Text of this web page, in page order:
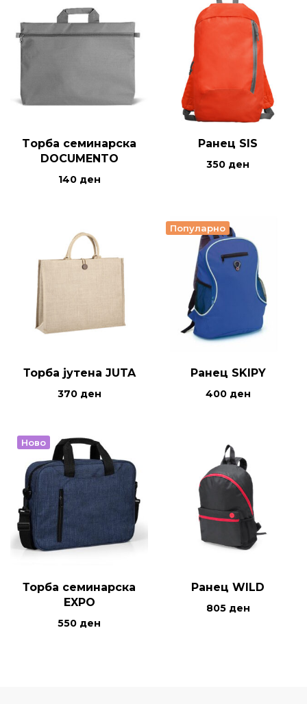
Tорба семинарска
DOCUMENTO
140 ден
Ранец SIS
350 ден
Торба јутена JUTA
370 ден
Популарно
Ранец SKIPY
400 ден
Ново
Торба семинарска
EXPO
550 ден
Ранец WILD
805 ден